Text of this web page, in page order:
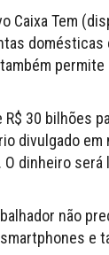
Caixa Tem
domésticas
permite
30 bilhões
divulgado em
dinheiro será
não
e